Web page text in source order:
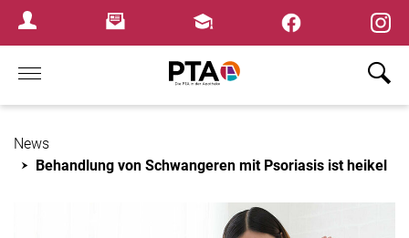
Login MenuNewsletterFortbildungen
Home
News
Behandlung von Schwangeren mit Psoriasis ist heikel
×